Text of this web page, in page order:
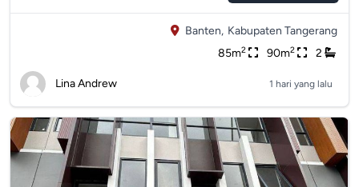
Banten, Kabupaten Tangerang
85m2 90m2 2
Lina Andrew 1 hari yang lalu